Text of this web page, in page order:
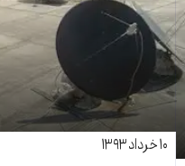
۱۰ خرداد ۱۳۹۳